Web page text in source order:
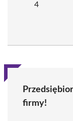
4
firmy!